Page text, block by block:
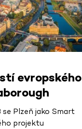
evropského
Plzeň jako Smart
projektu